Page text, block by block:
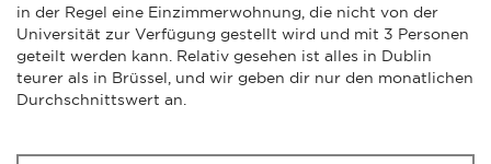
in der Regel eine Einzimmerwohnung, die nicht von der
Universität zur Verfügung gestellt wird und mit 3 Personen
geteilt werden kann. Relativ gesehen ist alles in Dublin
teurer als in Brüssel, und wir geben dir nur den monatlichen
Durchschnittswert an.